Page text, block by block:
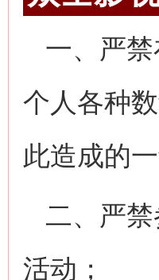
一、严
个人各种
此造成的
二、严
活动；